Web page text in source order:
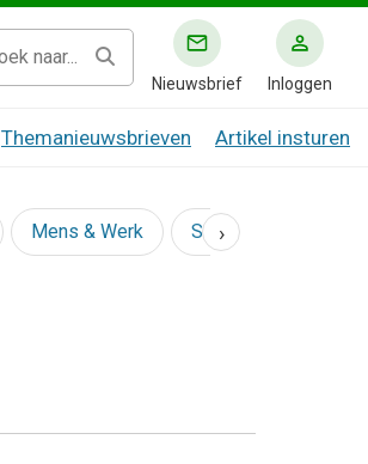
Nieuwsbrief Inloggen
Themanieuwsbrieven Artikel insturen
Mens & Werk Social
›